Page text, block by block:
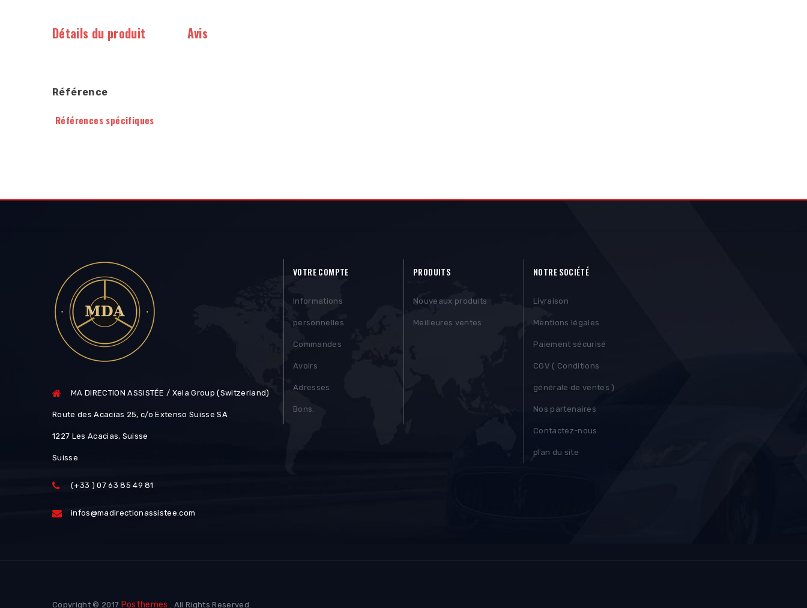
Détails du produit Avis
Référence
Références spécifiques
MA DIRECTION ASSISTÉE / Xela Group (Switzerland)
Route des Acacias 25, c/o Extenso Suisse SA
1227 Les Acacias, Suisse
Suisse
(+33 ) 07 63 85 49 81
infos@madirectionassistee.com
VOTRE COMPTE
Informations
personnelles
Commandes
Avoirs
Adresses
Bons.
PRODUITS
Nouveaux produits
Meilleures ventes
NOTRE SOCIÉTÉ
Livraison
Mentions légales
Paiement sécurisé
CGV ( Conditions
générale de ventes )
Nos partenaires
Contactez-nous
plan du site
Copyright © 2017 Posthemes . All Rights Reserved.